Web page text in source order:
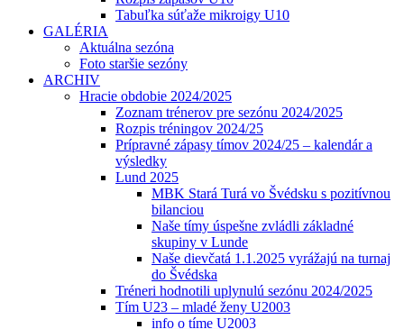
Tabuľka súťaže mikroigy U10
GALÉRIA
Aktuálna sezóna
Foto staršie sezóny
ARCHIV
Hracie obdobie 2024/2025
Zoznam trénerov pre sezónu 2024/2025
Rozpis tréningov 2024/25
Prípravné zápasy tímov 2024/25 – kalendár a
výsledky
Lund 2025
MBK Stará Turá vo Švédsku s pozitívnou
bilanciou
Naše tímy úspešne zvládli základné
skupiny v Lunde
Naše dievčatá 1.1.2025 vyrážajú na turnaj
do Švédska
Tréneri hodnotili uplynulú sezónu 2024/2025
Tím U23 – mladé ženy U2003
info o tíme U2003